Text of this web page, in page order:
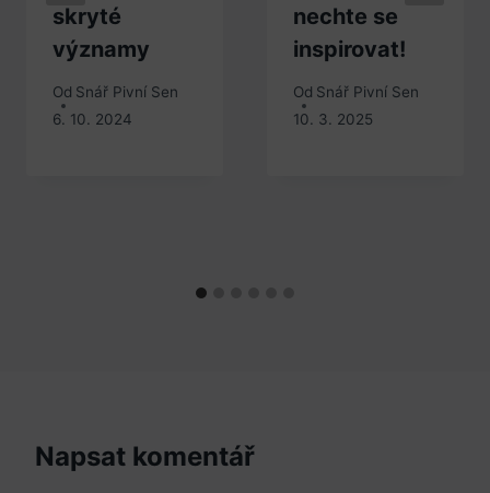
skryté
významy
Od Snář Pivní Sen
6. 10. 2024
nechte se
inspirovat!
Od Snář Pivní Sen
10. 3. 2025
Napsat komentář